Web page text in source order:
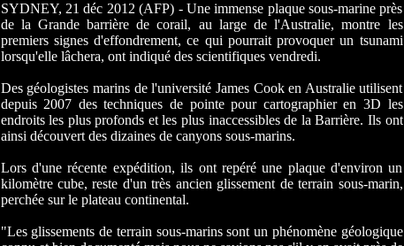
SYDNEY, 21 déc 2012 (AFP) - Une immense plaque sous-marine près
de la Grande barrière de corail, au large de l'Australie, montre les
premiers signes d'effondrement, ce qui pourrait provoquer un tsunami
lorsqu'elle lâchera, ont indiqué des scientifiques vendredi.
Des géologistes marins de l'université James Cook en Australie utilisent
depuis 2007 des techniques de pointe pour cartographier en 3D les
endroits les plus profonds et les plus inaccessibles de la Barrière. Ils ont
ainsi découvert des dizaines de canyons sous-marins.
Lors d'une récente expédition, ils ont repéré une plaque d'environ un
kilomètre cube, reste d'un très ancien glissement de terrain sous-marin,
perchée sur le plateau continental.
"Les glissements de terrain sous-marins sont un phénomène géologique